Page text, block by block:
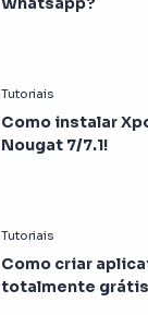
Como instalar
Nougat 7/7.1!
Como criar
totalmente grátis